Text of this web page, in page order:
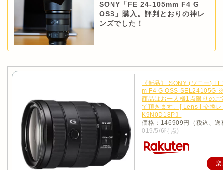
SONY「FE 24-105mm F4 G
OSS」購入。評判とおりの神レ
ンズでした！
《新品》 SONY (ソニー)
m F4 G OSS SEL24105G
商品はお一人様1点限りのご
て頂きます。[ Lens | 交換
K9N0D18P】
価格：146909円（税込、送
019/5/6時点)